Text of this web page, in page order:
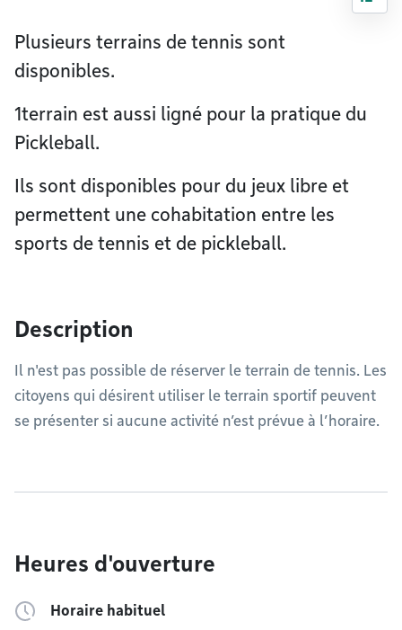
Plusieurs terrains de tennis sont
disponibles.
1terrain est aussi ligné pour la pratique du
Pickleball.
Ils sont disponibles pour du jeux libre et
permettent une cohabitation entre les
sports de tennis et de pickleball.
Description
Il n'est pas possible de réserver le terrain de tennis. Les
citoyens qui désirent utiliser le terrain sportif peuvent
se présenter si aucune activité n’est prévue à l’horaire.
Heures d'ouverture
Horaire habituel